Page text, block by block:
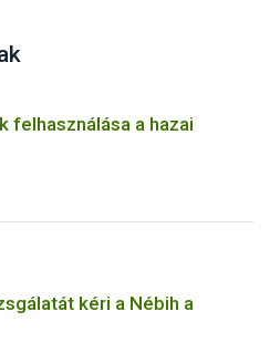
felhasználása a hazai
kéri a Nébih a